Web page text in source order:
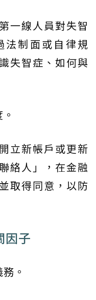
一線人員對失智
法制面或自律規
失智症、如何與
立新帳戶或更新
絡人」，在金融
取得同意，以防
因子
。